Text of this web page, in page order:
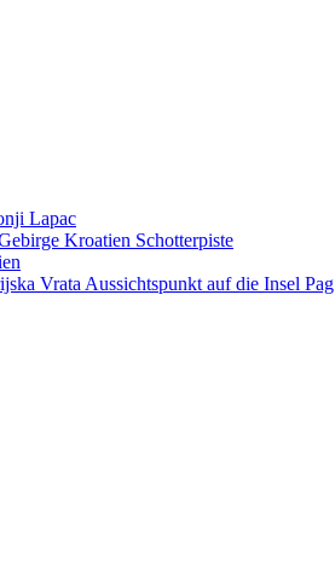
Lapac
Kroatien Schotterpiste
Vrata Aussichtspunkt auf die Insel Pag